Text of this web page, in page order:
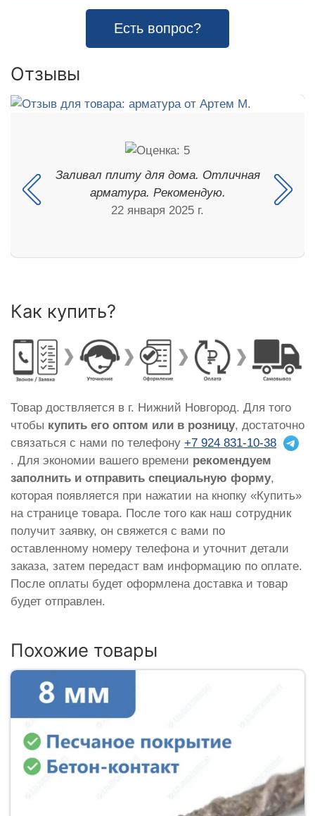
Есть вопрос?
Отзывы
Заливал плиту для дома. Отличная
арматура. Рекомендую.
22 января 2025 г.
Как купить?
Товар доствляется в г. Нижний Новгород. Для того
чтобы купить его оптом или в розницу, достаточно
связаться с нами по телефону +7 924 831-10-38
. Для экономии вашего времени рекомендуем
заполнить и отправить специальную форму,
которая появляется при нажатии на кнопку «Купить»
на странице товара. После того как наш сотрудник
получит заявку, он свяжется с вами по
оставленному номеру телефона и уточнит детали
заказа, затем передаст вам информацию по оплате.
После оплаты будет оформлена доставка и товар
будет отправлен.
Похожие товары